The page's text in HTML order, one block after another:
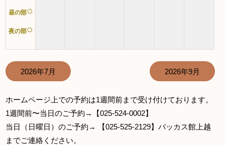
昼の部○
夜の部○
2026年7月 2026年9月
ホームページ上での予約は1週間前まで受け付けております。
1週間前〜当日のご予約→【025-524-0002】
当日（日曜日）のご予約→ 【025-525-2129】バッカス館上越
までご連絡ください。